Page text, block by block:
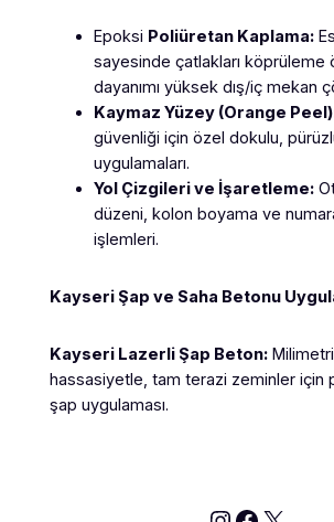
Epoksi Poliüretan Kaplama:
sayesinde çatlakları köprüleme
dayanımı yüksek dış/iç mekan
Kaymaz Yüzey (Orange
güvenliği için özel dokulu,
uygulamaları.
Yol Çizgileri ve İşaretleme:
düzeni, kolon boyama ve
işlemleri.
Kayseri Şap ve Saha Betonu
Kayseri Lazerli Şap Beton:
hassasiyetle, tam terazi zeminler için
şap uygulaması.